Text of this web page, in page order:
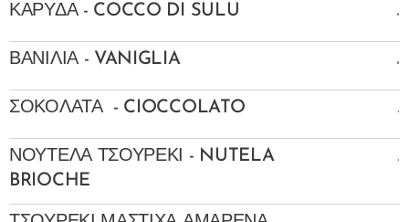
ΚΑΡΥΔΑ - COCCO DI SULU .
ΒΑΝΙΛΙΑ - VANIGLIA .
ΣΟΚΟΛΑΤΑ - CIOCCOLATO .
ΝΟΥΤΕΛΑ ΤΣΟΥΡΕΚΙ - NUTELA
BRIOCHE
.